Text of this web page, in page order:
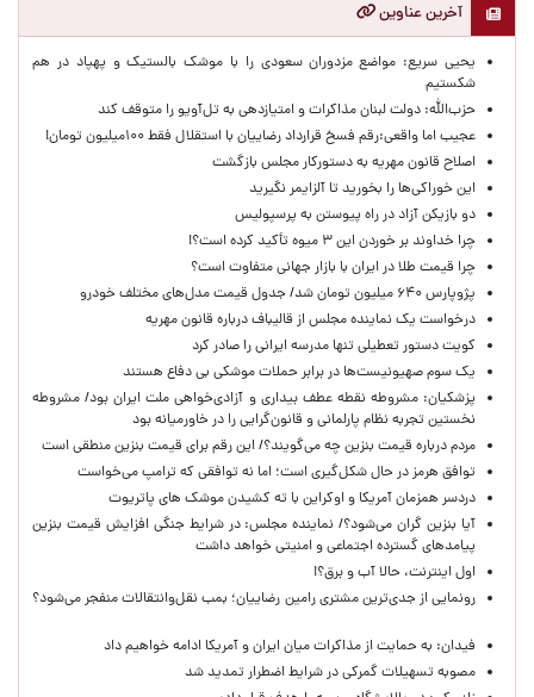
آخرین عناوین
یحیی سریع: مواضع مزدوران سعودی را با موشک بالستیک و پهپاد در هم
شکستیم
حزب‌الله: دولت لبنان مذاکرات و امتیازدهی به تل‌آویو را متوقف کند
عجیب اما واقعی:رقم فسخ قرارداد رضاییان با استقلال فقط ۱۰۰میلیون تومان!
اصلاح قانون مهریه به دستورکار مجلس بازگشت
این خوراکی‌ها را بخورید تا آلزایمر نگیرید
دو بازیکن آزاد در راه پیوستن به پرسپولیس
چرا خداوند بر خوردن این ۳ میوه تأکید کرده است؟!
چرا قیمت طلا در ایران با بازار جهانی متفاوت است؟
پژوپارس ۶۴۰ میلیون تومان شد/ جدول قیمت مدل‌های مختلف خودرو
درخواست یک نماینده مجلس از قالیباف درباره قانون مهریه
کویت دستور تعطیلی تنها مدرسه ایرانی را صادر کرد
یک‌ سوم صهیونیست‌ها در برابر حملات موشکی بی دفاع هستند
پزشکیان: مشروطه نقطه عطف بیداری و آزادی‌خواهی ملت ایران بود/ مشروطه
نخستین تجربه نظام پارلمانی و قانون‌گرایی را در خاورمیانه بود
مردم درباره قیمت بنزین چه می‌گویند؟/ این رقم برای قیمت بنزین منطقی است
توافق هرمز در حال شکل‌گیری است؛ اما نه توافقی که ترامپ می‌خواست
دردسر همزمان آمریکا و اوکراین با ته کشیدن موشک های پاتریوت
آیا بنزین گران می‌شود؟/ نماینده مجلس: در شرایط جنگی افزایش قیمت بنزین
پیامدهای گسترده اجتماعی و امنیتی خواهد داشت
اول اینترنت، حالا آب و برق؟!
رونمایی از جدی‌ترین مشتری رامین رضاییان؛ بمب نقل‌وانتقالات منفجر می‌شود؟
فیدان: به حمایت از مذاکرات میان ایران و آمریکا ادامه خواهیم داد
مصوبه تسهیلات گمرکی در شرایط اضطرار تمدید شد